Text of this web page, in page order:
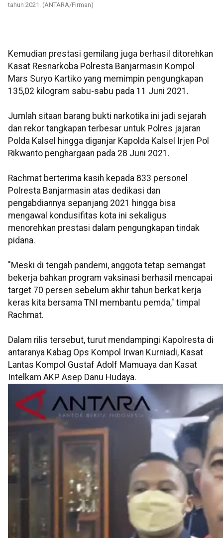
tahun 2021. (ANTARA/Firman)
Kemudian prestasi gemilang juga berhasil ditorehkan
Kasat Resnarkoba Polresta Banjarmasin Kompol
Mars Suryo Kartiko yang memimpin pengungkapan
135,02 kilogram sabu-sabu pada 11 Juni 2021.
Jumlah sitaan barang bukti narkotika ini jadi sejarah
dan rekor tangkapan terbesar untuk Polres jajaran
Polda Kalsel hingga diganjar Kapolda Kalsel Irjen Pol
Rikwanto penghargaan pada 28 Juni 2021.
Rachmat berterima kasih kepada 833 personel
Polresta Banjarmasin atas dedikasi dan
pengabdiannya sepanjang 2021 hingga bisa
mengawal kondusifitas kota ini sekaligus
menorehkan prestasi dalam pengungkapan tindak
pidana.
"Meski di tengah pandemi, anggota tetap semangat
bekerja bahkan program vaksinasi berhasil mencapai
target 70 persen sebelum akhir tahun berkat kerja
keras kita bersama TNI membantu pemda," timpal
Rachmat.
Dalam rilis tersebut, turut mendampingi Kapolresta di
antaranya Kabag Ops Kompol Irwan Kurniadi, Kasat
Lantas Kompol Gustaf Adolf Mamuaya dan Kasat
Intelkam AKP Asep Danu Hudaya.